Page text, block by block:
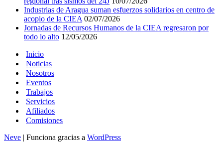
Industrias de Aragua suman esfuerzos solidarios en centro de
acopio de la CIEA 02/07/2026
Jornadas de Recursos Humanos de la CIEA regresaron por
todo lo alto 12/05/2026
Inicio
Noticias
Nosotros
Eventos
Trabajos
Servicios
Afiliados
Comisiones
Neve | Funciona gracias a WordPress